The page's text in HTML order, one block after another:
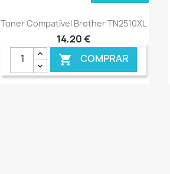
Ver+
Toner Compatível Brother TN2510XL
14,20 €
 COMPRAR